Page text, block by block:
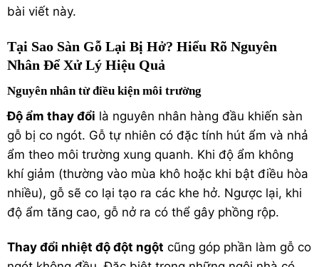
bài viết này.
Tại Sao Sàn Gỗ Lại Bị Hở? Hiểu Rõ Nguyên
Nhân Để Xử Lý Hiệu Quả
Nguyên nhân từ điều kiện môi trường
Độ ẩm thay đổi là nguyên nhân hàng đầu khiến sàn
gỗ bị co ngót. Gỗ tự nhiên có đặc tính hút ẩm và nhả
ẩm theo môi trường xung quanh. Khi độ ẩm không
khí giảm (thường vào mùa khô hoặc khi bật điều hòa
nhiều), gỗ sẽ co lại tạo ra các khe hở. Ngược lại, khi
độ ẩm tăng cao, gỗ nở ra có thể gây phồng rộp.
Thay đổi nhiệt độ đột ngột cũng góp phần làm gỗ co